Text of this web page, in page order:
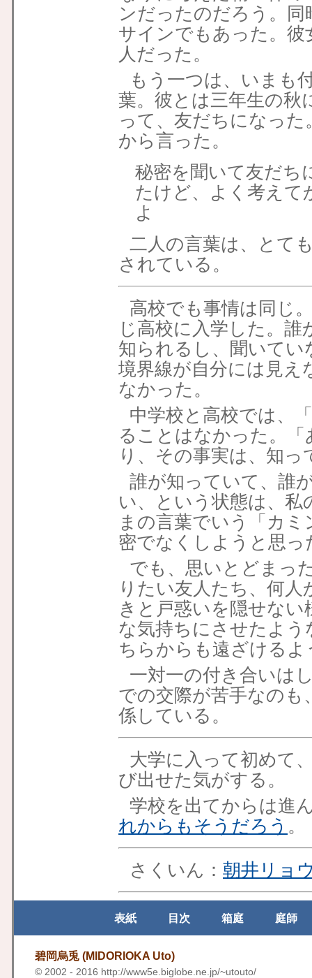
ンだったのだろう。
サインでもあった。彼
人だった。
もう一つは、いまも
葉。彼とは三年生の秋
って、友だちになっ
から言った。
秘密を聞いて友だち
たけど、よく考えて
よ
二人の言葉は、とて
されている。
高校でも事情は同じ
じ高校に入学した。
知られるし、聞いて
境界線が自分には見え
なかった。
中学校と高校では、
ることはなかった。
り、その事実は、知
誰が知っていて、誰
い、という状態は、私
まの言葉でいう「カ
密でなくしようと思っ
でも、思いとどまっ
りたい友人たち、何
きと戸惑いを隠せな
な気持ちにさせたよ
ちらからも遠ざける
一対一の付き合いは
での交際が苦手なのも
係している。
大学に入って初めて
び出せた気がする。
学校を出てからは進
れからもそうだろう 。
さくいん： 朝井リョ
表紙 目次 箱庭 庭師
碧岡烏兎 (MIDORIOKA Uto)
© 2002 - 2016 http://www5e.biglobe.ne.jp/~utouto/